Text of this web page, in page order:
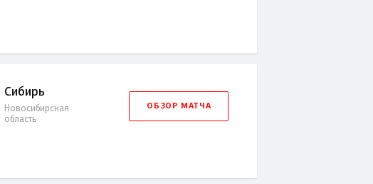
Сибирь
Новосибирская
область
ОБЗОР МАТЧА